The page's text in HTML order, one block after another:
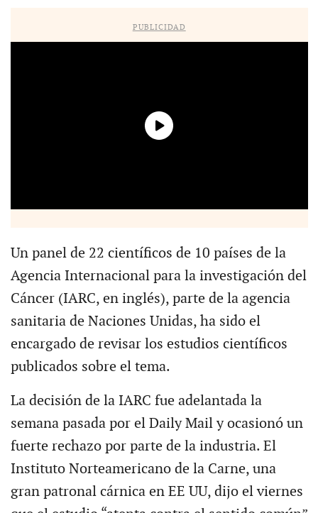
PUBLICIDAD
Un panel de 22 científicos de 10 países de la
Agencia Internacional para la investigación del
Cáncer (IARC, en inglés), parte de la agencia
sanitaria de Naciones Unidas, ha sido el
encargado de revisar los estudios científicos
publicados sobre el tema.
La decisión de la IARC fue adelantada la
semana pasada por el Daily Mail y ocasionó un
fuerte rechazo por parte de la industria. El
Instituto Norteamericano de la Carne, una
gran patronal cárnica en EE UU, dijo el viernes